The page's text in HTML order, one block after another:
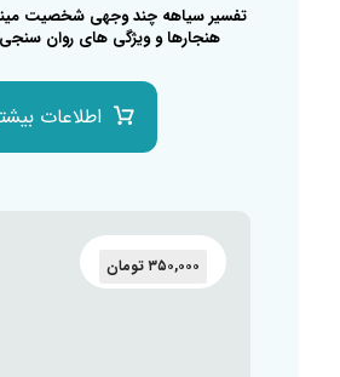
هنجارها و ویژگی های روان
اطلاعات
۳۵۰,۰۰۰ تومان